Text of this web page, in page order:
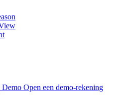
Demo Open een demo-rekening